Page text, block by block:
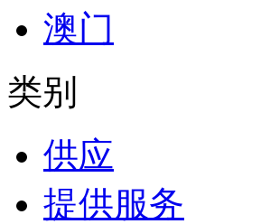
澳门
类别
供应
提供服务